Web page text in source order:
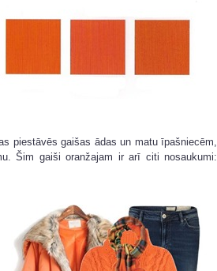
piestāvēs gaišas ādas un matu īpašniecēm,
Šim gaiši oranžajam ir arī citi nosaukumi: